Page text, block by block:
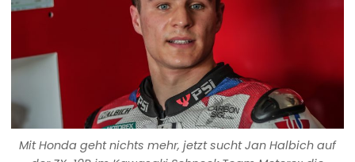
Mit Honda geht nichts mehr, jetzt sucht Jan Halbich auf